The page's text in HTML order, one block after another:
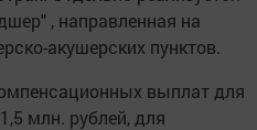
, направленная на
акушерских пунктов.
выплат для
млн. рублей, для